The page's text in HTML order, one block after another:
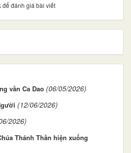
để đánh giá bài viết
vần Ca Dao (06/05/2026)
(12/06/2026)
2026)
Thánh Thần hiện xuống